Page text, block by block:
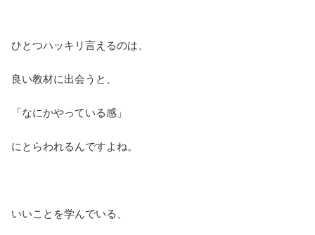
ひとつハッキリ言えるのは、
良い教材に出会うと、
「なにかやっている感」
にとらわれるんですよね。
いいことを学んでいる、